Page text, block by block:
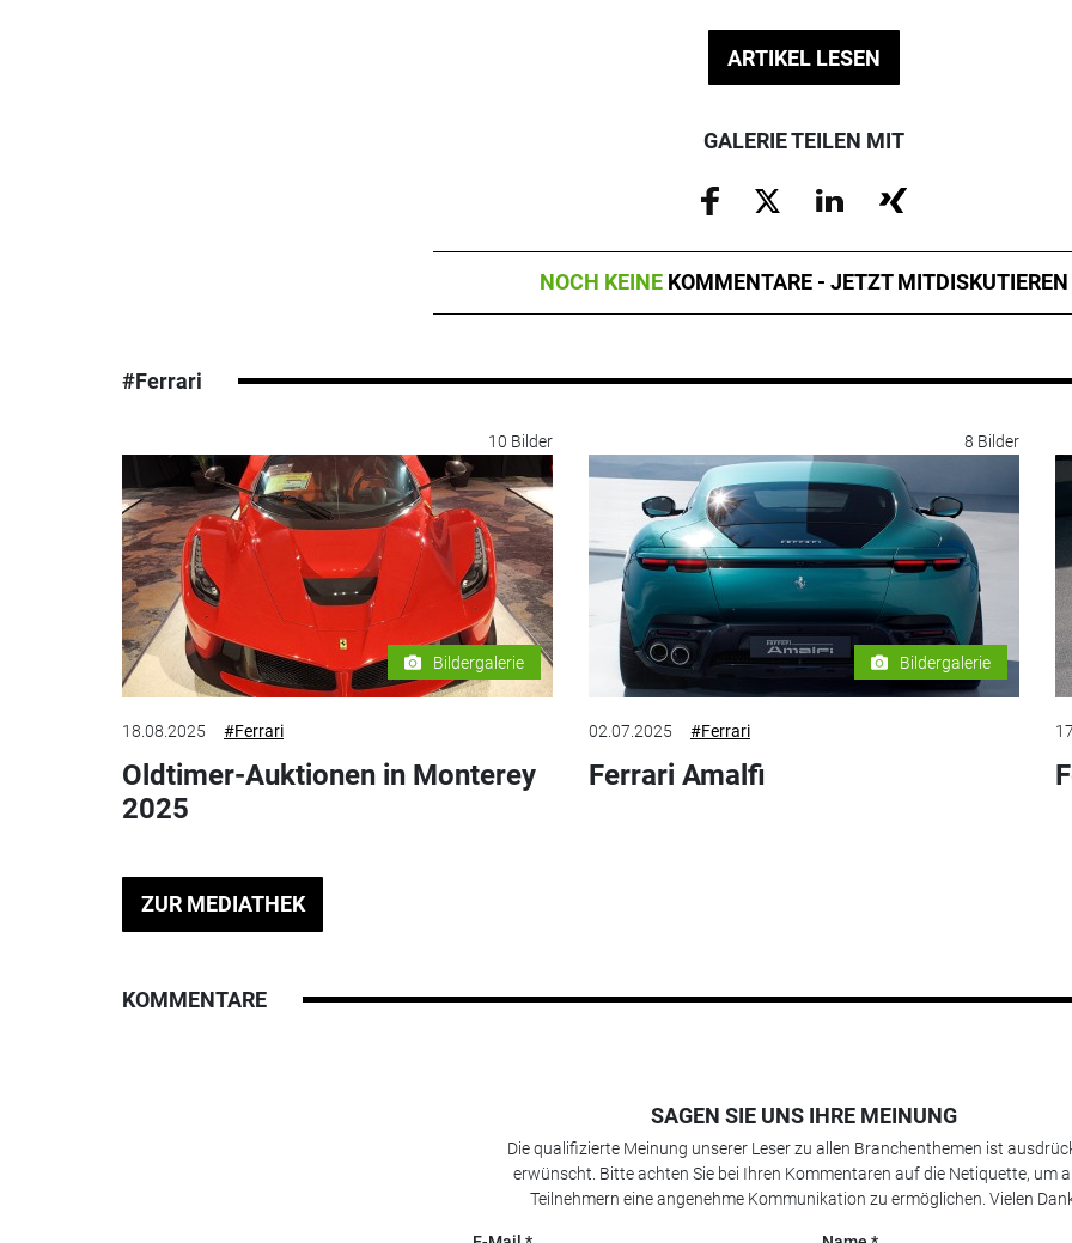
ARTIKEL LESEN
GALERIE TEILEN MIT
NOCH KEINE KOMMENTARE - JETZT MITDISKUTIEREN
#Ferrari
10 Bilder
Bildergalerie
18.08.2025 #Ferrari
Oldtimer-Auktionen in Monterey
2025
8 Bilder
Bildergalerie
02.07.2025 #Ferrari
Ferrari Amalfi
ZUR MEDIATHEK
KOMMENTARE
SAGEN SIE UNS IHRE MEINUNG
Die qualifizierte Meinung unserer Leser zu allen Branchenthemen ist
erwünscht. Bitte achten Sie bei Ihren Kommentaren auf die Netiquette, um
Teilnehmern eine angenehme Kommunikation zu ermöglichen. Vielen